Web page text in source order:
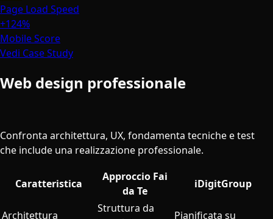
Page Load Speed
+124%
Mobile Score
Vedi Case Study
Web design professionale
Confronta architettura, UX, fondamenta tecniche e test
che include una realizzazione professionale.
Caratteristica
Approccio Fai
da Te
iDigitGroup
Architettura
Struttura da
Pianificata su